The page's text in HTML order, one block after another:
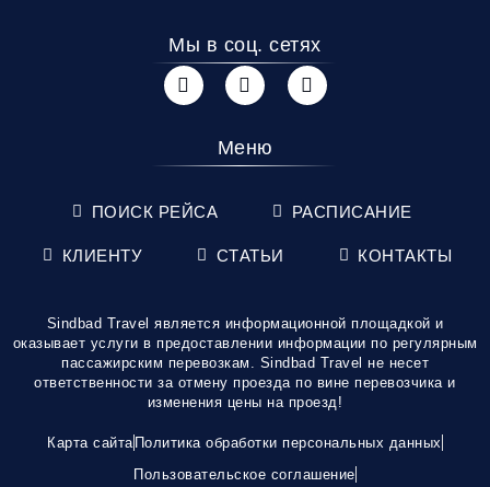
Мы в соц. сетях
Меню
ПОИСК РЕЙСА РАСПИСАНИЕ
КЛИЕНТУ СТАТЬИ КОНТАКТЫ
Sindbad Travel является информационной площадкой и
оказывает услуги в предоставлении информации по регулярным
пассажирским перевозкам. Sindbad Travel не несет
ответственности за отмену проезда по вине перевозчика и
изменения цены на проезд!
Карта сайта Политика обработки персональных данных
Пользовательское соглашение